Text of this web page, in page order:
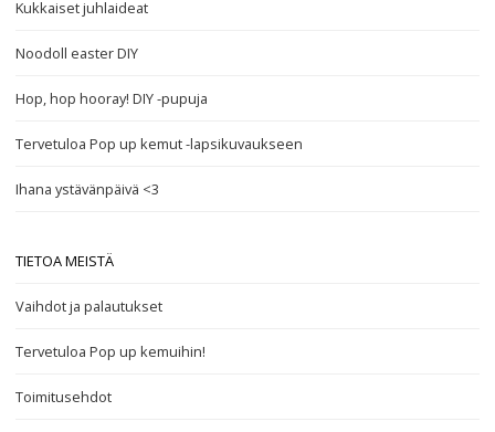
Kukkaiset juhlaideat
Noodoll easter DIY
Hop, hop hooray! DIY -pupuja
Tervetuloa Pop up kemut -lapsikuvaukseen
Ihana ystävänpäivä <3
TIETOA MEISTÄ
Vaihdot ja palautukset
Tervetuloa Pop up kemuihin!
Toimitusehdot